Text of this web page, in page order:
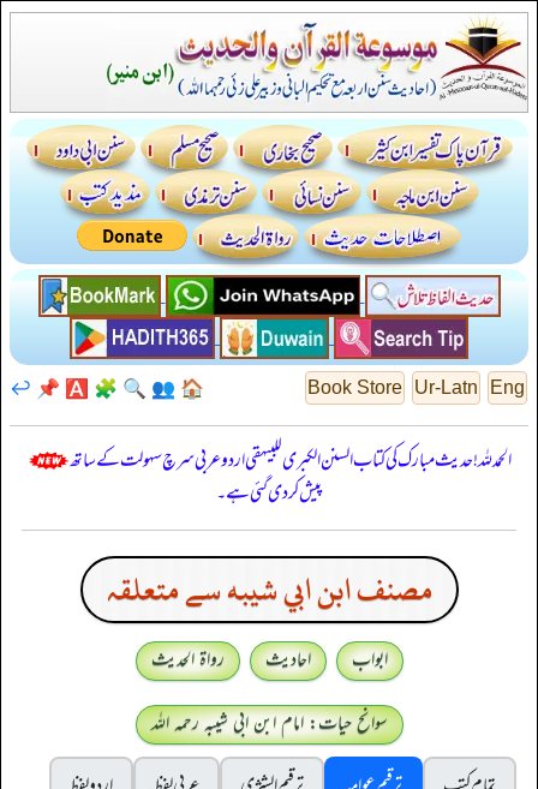
Eng
Ur-Latn
Book Store
🏠
👥
🔍
🧩
🅰️
📌
↩️
الحمدللہ! حدیث مبارک کی کتاب السنن الكبرى للبيهقي اردو عربی سرچ سہولت کے ساتھ
پیش کر دی گئی ہے۔
مصنف ابن ابي شيبه سے متعلقہ
ابواب احادیث
رواۃ الحدیث
سوانح حیات: امام ابن ابی شیبہ رحمہ اللہ